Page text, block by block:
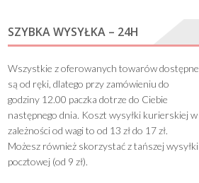
można
na
stronie
produktu
SZYBKA WYSYŁKA – 24H
Wszystkie z oferowanych towarów dostępne
są od ręki, dlatego przy zamówieniu do
godziny 12.00 paczka dotrze do Ciebie
następnego dnia. Koszt wysyłki kurierskiej w
zależności od wagi to od 13 zł do 17 zł.
Możesz również skorzystać z tańszej wysyłki
pocztowej (od 9 zł).